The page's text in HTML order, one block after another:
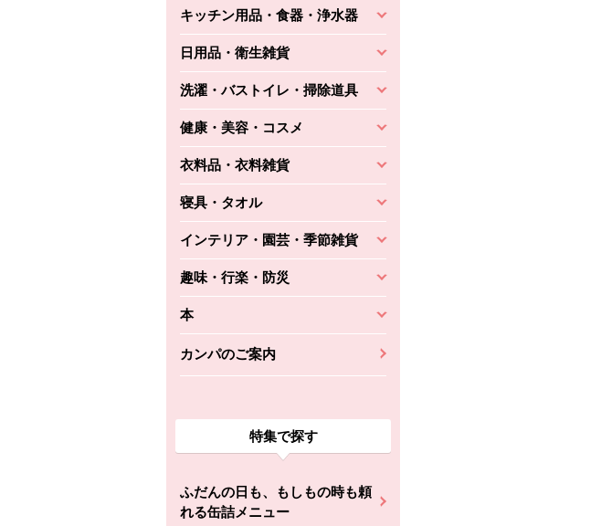
キッチン用品・食器・浄水器
日用品・衛生雑貨
洗濯・バストイレ・掃除道具
健康・美容・コスメ
衣料品・衣料雑貨
寝具・タオル
インテリア・園芸・季節雑貨
趣味・行楽・防災
本
カンパのご案内
特集で探す
ふだんの日も、もしもの時も頼
れる缶詰メニュー